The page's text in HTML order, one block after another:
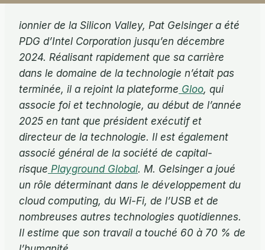
ionnier de la Silicon Valley, Pat Gelsinger a été
PDG d’Intel Corporation jusqu’en décembre
2024. Réalisant rapidement que sa carrière
dans le domaine de la technologie n’était pas
terminée, il a rejoint la plateforme Gloo, qui
associe foi et technologie, au début de l’année
2025 en tant que président exécutif et
directeur de la technologie. Il est également
associé général de la société de capital-
risque Playground Global. M. Gelsinger a joué
un rôle déterminant dans le développement du
cloud computing, du Wi-Fi, de l’USB et de
nombreuses autres technologies quotidiennes.
Il estime que son travail a touché 60 à 70 % de